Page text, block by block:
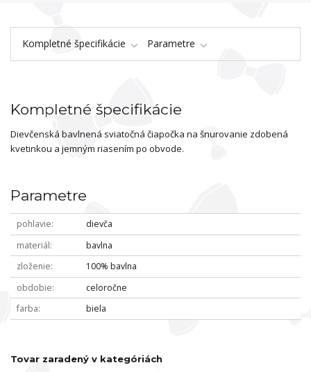
Kompletné špecifikácie Parametre
Kompletné špecifikácie
Dievčenská bavlnená sviatočná čiapočka na šnurovanie zdobená
kvetinkou a jemným riasením po obvode.
Parametre
pohlavie
dievča
materiál
bavlna
zloženie
100% bavlna
obdobie
celoročne
farba
biela
Tovar zaradený v kategóriách